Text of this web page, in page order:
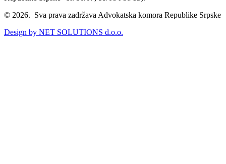
© 2026. Sva prava zadržava Advokatska komora Republike Srpske
Design by NET SOLUTIONS d.o.o.